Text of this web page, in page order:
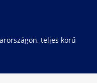
teljes körű